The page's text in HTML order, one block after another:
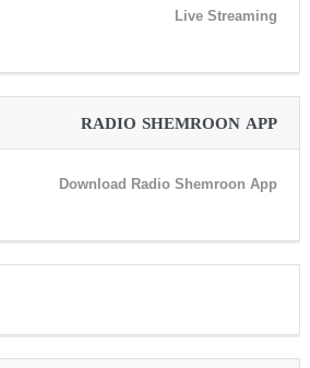
Live Streaming
RADIO SHEMROON APP
Download Radio Shemroon App